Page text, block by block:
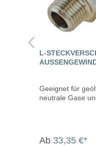
L-
Geeignet für
neutrale Gase
Ab 33,35 €*